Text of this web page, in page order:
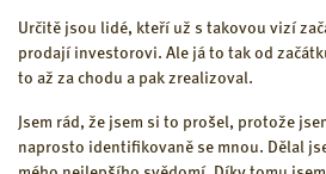
Určitě jsou lidé, kteří už s takovou vizí
prodají investorovi. Ale já to tak od
to až za chodu a pak zrealizoval.
Jsem rád, že jsem si to prošel, protože
naprosto identifikovaně se mnou. Dělal